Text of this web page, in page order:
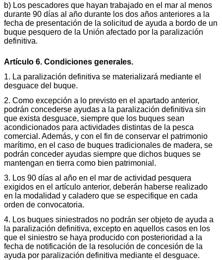
b) Los pescadores que hayan trabajado en el mar al menos
durante 90 días al año durante los dos años anteriores a la
fecha de presentación de la solicitud de ayuda a bordo de un
buque pesquero de la Unión afectado por la paralización
definitiva.
Artículo 6. Condiciones generales.
1. La paralización definitiva se materializará mediante el
desguace del buque.
2. Como excepción a lo previsto en el apartado anterior,
podrán concederse ayudas a la paralización definitiva sin
que exista desguace, siempre que los buques sean
acondicionados para actividades distintas de la pesca
comercial. Además, y con el fin de conservar el patrimonio
marítimo, en el caso de buques tradicionales de madera, se
podrán conceder ayudas siempre que dichos buques se
mantengan en tierra como bien patrimonial.
3. Los 90 días al año en el mar de actividad pesquera
exigidos en el artículo anterior, deberán haberse realizado
en la modalidad y caladero que se especifique en cada
orden de convocatoria.
4. Los buques siniestrados no podrán ser objeto de ayuda a
la paralización definitiva, excepto en aquellos casos en los
que el siniestro se haya producido con posterioridad a la
fecha de notificación de la resolución de concesión de la
ayuda por paralización definitiva mediante el desguace.